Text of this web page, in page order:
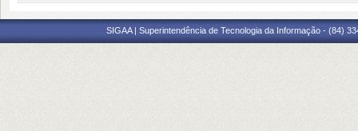
SIGAA | Superintendência de Tecnologia da Informação - (84)